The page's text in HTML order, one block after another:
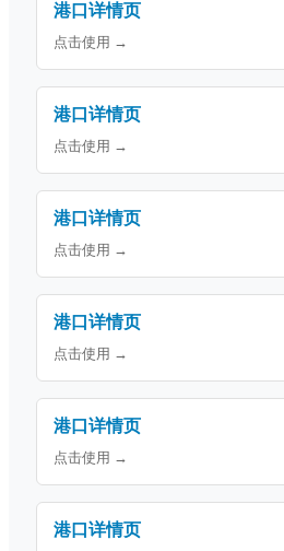
港口详情页
点击使用 →
港口详情页
点击使用 →
港口详情页
点击使用 →
港口详情页
点击使用 →
港口详情页
点击使用 →
港口详情页